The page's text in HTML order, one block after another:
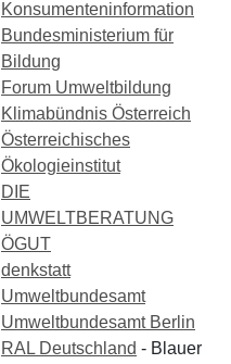
Konsumenteninformation
Bundesministerium für
Bildung
Forum Umweltbildung
Klimabündnis Österreich
Österreichisches
Ökologieinstitut
DIE
UMWELTBERATUNG
ÖGUT
denkstatt
Umweltbundesamt
Umweltbundesamt Berlin
RAL Deutschland - Blauer